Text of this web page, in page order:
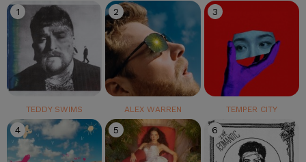
1
TEDDY SWIMS
2
ALEX WARREN
3
TEMPER CITY
4 5 6